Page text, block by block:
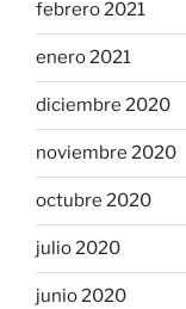
febrero 2021
enero 2021
diciembre 2020
noviembre 2020
octubre 2020
julio 2020
junio 2020